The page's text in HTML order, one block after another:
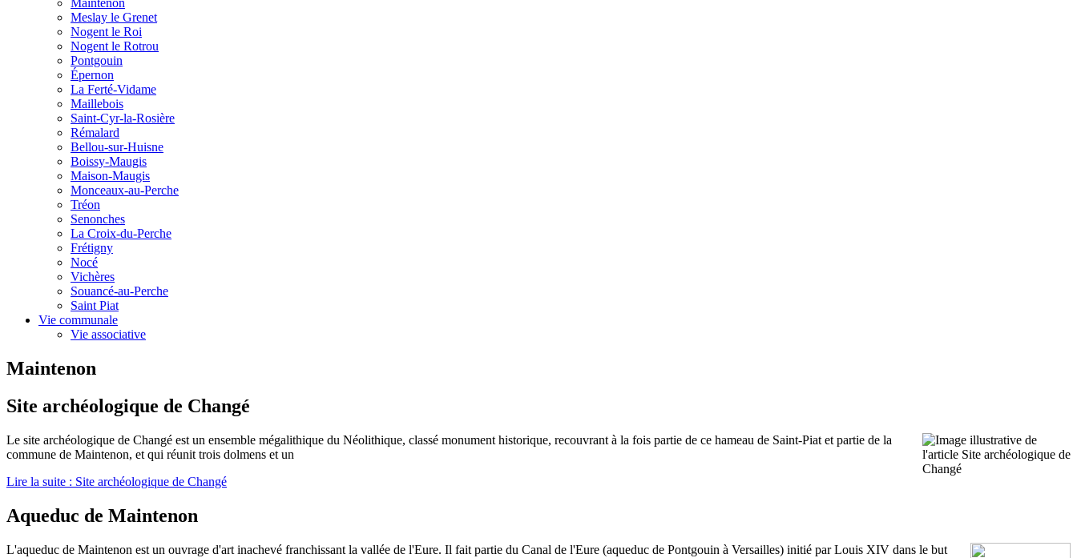
Maintenon
Meslay le Grenet
Nogent le Roi
Nogent le Rotrou
Pontgouin
Épernon
La Ferté-Vidame
Maillebois
Saint-Cyr-la-Rosière
Rémalard
Bellou-sur-Huisne
Boissy-Maugis
Maison-Maugis
Monceaux-au-Perche
Tréon
Senonches
La Croix-du-Perche
Frétigny
Nocé
Vichères
Souancé-au-Perche
Saint Piat
Vie communale
Vie associative
Maintenon
Site archéologique de Changé
Le site archéologique de Changé est un ensemble mégalithique du Néolithique, classé monument historique, recouvrant à la fois partie de ce hameau de Saint-Piat et partie de la
commune de Maintenon, et qui réunit trois dolmens et un
Lire la suite : Site archéologique de Changé
Aqueduc de Maintenon
L'aqueduc de Maintenon est un ouvrage d'art inachevé franchissant la vallée de l'Eure. Il fait partie du Canal de l'Eure (aqueduc de Pontgouin à Versailles) initié par Louis XIV dans le but